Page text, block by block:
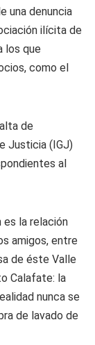
una denuncia
ilícita de
los que
como el
de
Justicia (IGJ)
al
la relación
amigos, entre
de éste Valle
Calafate: la
nunca se
de lavado de